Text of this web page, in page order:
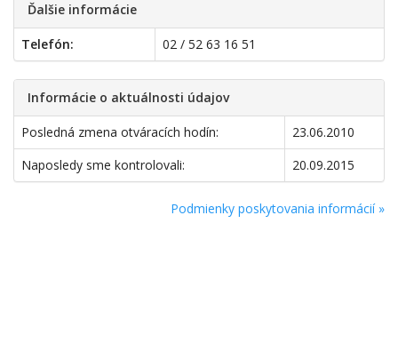
Ďalšie informácie
Telefón: 02 / 52 63 16 51
Informácie o aktuálnosti údajov
Posledná zmena otváracích hodín:
23.06.2010
Naposledy sme kontrolovali:
20.09.2015
Podmienky poskytovania informácií »